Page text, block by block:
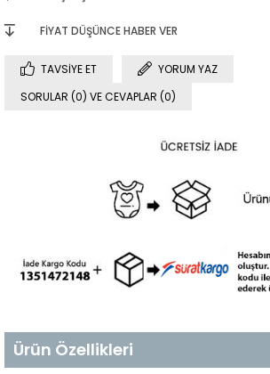
FIYAT DÜŞÜNCE HABER VER
TAVSIYE ET
YORUM YAZ
SORULAR (0) VE CEVAPLAR (0)
Ürün Özellikleri